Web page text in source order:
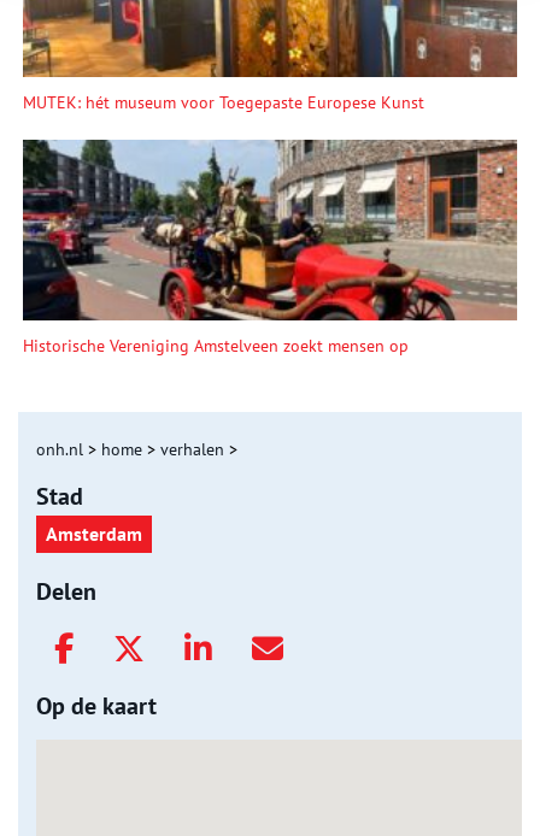
MUTEK: hét museum voor Toegepaste Europese Kunst
Historische Vereniging Amstelveen zoekt mensen op
onh.nl > home > verhalen >
Stad
Amsterdam
Delen
Op de kaart